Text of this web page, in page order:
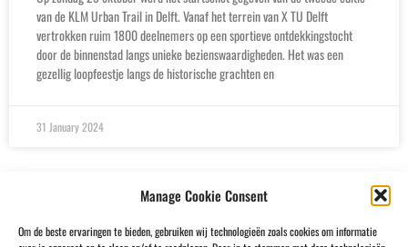
Manage Cookie Consent
Om de beste ervaringen te bieden, gebruiken wij technologieën zoals cookies om informatie
van de KLM Urban Trail in Delft. Vanaf het terrein van X TU Delft
vertrokken ruim 1800 deelnemers op een sportieve ontdekkingstocht
door de binnenstad langs unieke bezienswaardigheden. Het was een
gezellig loopfeestje langs de historische grachten en
31 January 2024